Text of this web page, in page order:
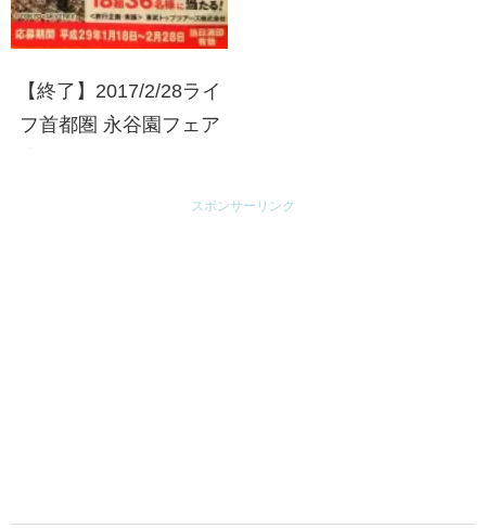
【終了】2017/2/28ライ
フ首都圏 永谷園フェア
スポンサーリンク